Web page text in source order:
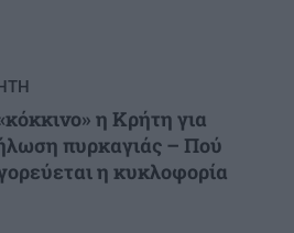
η Κρήτη για
πυρκαγιάς – Πού
η κυκλοφορία